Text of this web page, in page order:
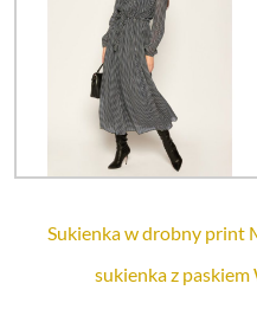
Sukienka w drobny print
sukienka z